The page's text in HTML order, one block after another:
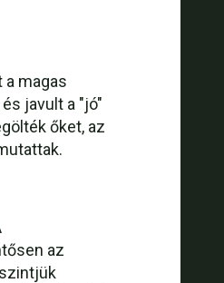
magas
javult a "jó"
őket, az
az